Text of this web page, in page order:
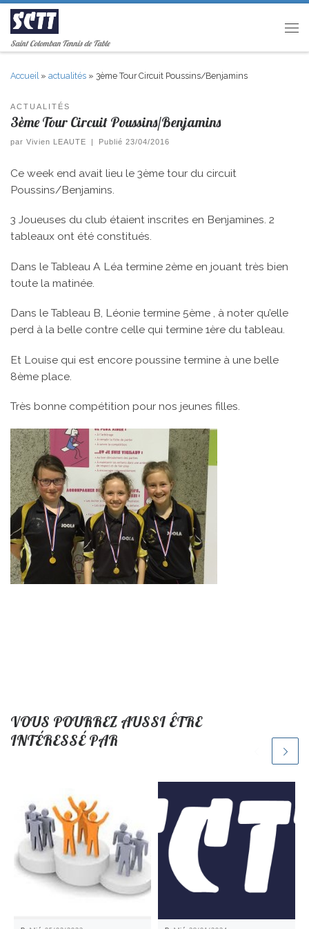
Passer au contenu
Saint Colomban Tennis de Table
Accueil » actualités » 3ème Tour Circuit Poussins/Benjamins
ACTUALITÉS
3ème Tour Circuit Poussins/Benjamins
par Vivien LEAUTE | Publié 23/04/2016
Ce week end avait lieu le 3ème tour du circuit
Poussins/Benjamins.
3 Joueuses du club étaient inscrites en Benjamines. 2
tableaux ont été constitués.
Dans le Tableau A Léa termine 2ème en jouant très bien
toute la matinée.
Dans le Tableau B, Léonie termine 5ème , à noter qu’elle
perd à la belle contre celle qui termine 1ère du tableau.
Et Louise qui est encore poussine termine à une belle
8ème place.
Très bonne compétition pour nos jeunes filles.
VOUS POURREZ AUSSI ÊTRE
INTÉRESSÉ PAR